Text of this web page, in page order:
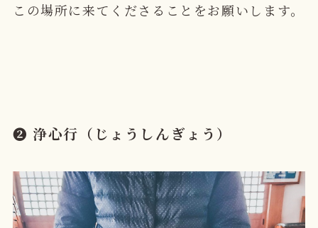
この場所に来てくださることをお願いします。
➋ 浄心行（じょうしんぎょう）